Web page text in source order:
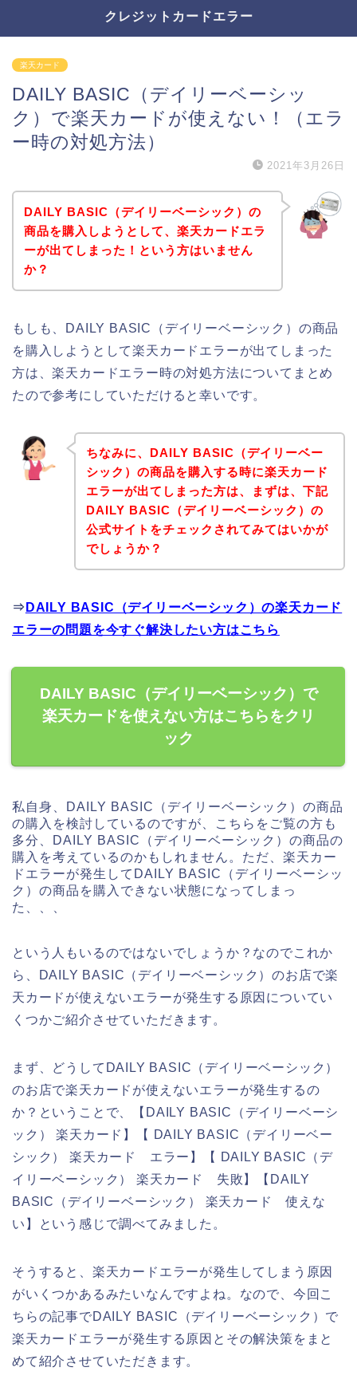
クレジットカードエラー
楽天カード
DAILY BASIC（デイリーベーシッ
ク）で楽天カードが使えない！（エラ
ー時の対処方法）
2021年3月26日
DAILY BASIC（デイリーベーシック）の
商品を購入しようとして、楽天カードエラ
ーが出てしまった！という方はいません
か？
もしも、DAILY BASIC（デイリーベーシック）の商品
を購入しようとして楽天カードエラーが出てしまった
方は、楽天カードエラー時の対処方法についてまとめ
たので参考にしていただけると幸いです。
ちなみに、DAILY BASIC（デイリーベー
シック）の商品を購入する時に楽天カード
エラーが出てしまった方は、まずは、下記
DAILY BASIC（デイリーベーシック）の
公式サイトをチェックされてみてはいかが
でしょうか？
⇒ DAILY BASIC（デイリーベーシック）の楽天カード
エラーの問題を今すぐ解決したい方はこちら
DAILY BASIC（デイリーベーシック）で
楽天カードを使えない方はこちらをクリ
ック
私自身、DAILY BASIC（デイリーベーシック）の商品
の購入を検討しているのですが、こちらをご覧の方も
多分、DAILY BASIC（デイリーベーシック）の商品の
購入を考えているのかもしれません。ただ、楽天カー
ドエラーが発生してDAILY BASIC（デイリーベーシッ
ク）の商品を購入できない状態になってしまっ
た、、、
という人もいるのではないでしょうか？なのでこれか
ら、DAILY BASIC（デイリーベーシック）のお店で楽
天カードが使えないエラーが発生する原因についてい
くつかご紹介させていただきます。
まず、どうしてDAILY BASIC（デイリーベーシック）
のお店で楽天カードが使えないエラーが発生するの
か？ということで、【DAILY BASIC（デイリーベーシ
ック） 楽天カード】【 DAILY BASIC（デイリーベー
シック） 楽天カード エラー】【 DAILY BASIC（デ
イリーベーシック） 楽天カード 失敗】【DAILY
BASIC（デイリーベーシック） 楽天カード 使えな
い】という感じで調べてみました。
そうすると、楽天カードエラーが発生してしまう原因
がいくつかあるみたいなんですよね。なので、今回こ
ちらの記事でDAILY BASIC（デイリーベーシック）で
楽天カードエラーが発生する原因とその解決策をまと
めて紹介させていただきます。